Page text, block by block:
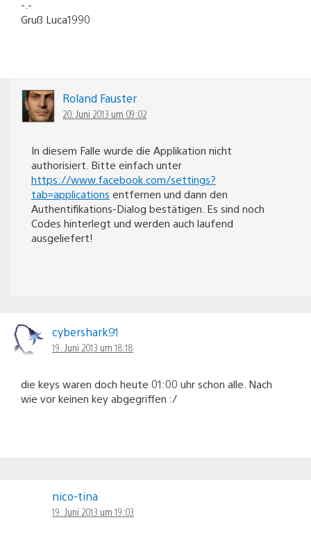
-.-
Gruß Luca1990
Roland Fauster
20. Juni 2013 um 09:02
In diesem Falle wurde die Applikation nicht
authorisiert. Bitte einfach unter
https://www.facebook.com/settings?
tab=applications entfernen und dann den
Authentifikations-Dialog bestätigen. Es sind noch
Codes hinterlegt und werden auch laufend
ausgeliefert!
cybershark91
19. Juni 2013 um 18:18
die keys waren doch heute 01:00 uhr schon alle. Nach
wie vor keinen key abgegriffen :/
nico-tina
19. Juni 2013 um 19:03